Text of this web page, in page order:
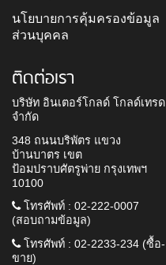
นโยบายการคุ้มครองข้อมูล
ส่วนบุคคล
ติดต่อเรา
บริษัท อินเตอร์โกลด์ โกลด์เทรด
จำกัด
348 ถนนบริพัตร แขวง
บ้านบาตร เขต
ป้อมปราบศัตรูพ่าย กรุงเทพฯ
10100
โทรศัพท์ : 02-222-0007
(สอบถามข้อมูล)
โทรศัพท์ : 02-2233-234 (ซื้อ-
ขาย)